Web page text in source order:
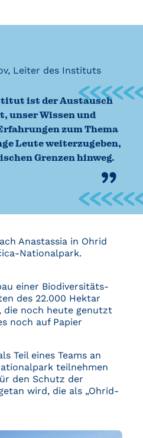
Leiter des Instituts
ist der Austausch
unser Wissen und
zum Thema
Leute weiterzugeben,
Grenzen hinweg.
Anastassia in Ohrid
Nationalpark.
einer Biodiversitäts-
des 22.000 Hektar
die noch heute genutzt
noch auf Papier
Teil eines Teams an
teilnehmen
den Schutz der
wird, die als „Ohrid-